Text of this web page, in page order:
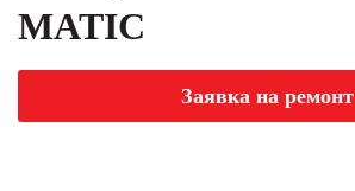
MATIC
Заявка на ремонт